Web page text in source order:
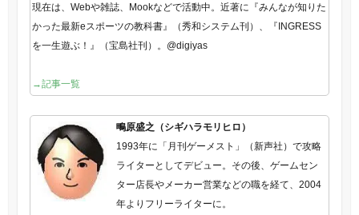
現在は、Webや雑誌、Mookなどで活動中。近著に『みんなが知りた
かった最新eスポーツの教科書』（秀和システム刊）、『INGRESS
を一生遊ぶ！』（宝島社刊）。@digiyas
→記事一覧
鴫原盛之（シギハラモリヒロ）
1993年に「月刊ゲーメスト」（新声社）で攻略
ライターとしてデビュー。その後、ゲームセン
ター店長やメーカー営業などの職を経て、2004
年よりフリーライターに。